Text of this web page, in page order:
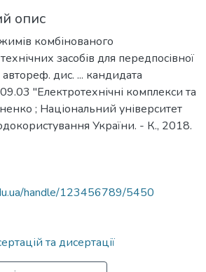
опис
комбінованого
засобів для передпосівної
автореф. дис. ... кандидата
"Електротехнічні комплекси та
; Національний університет
України. - К., 2018.
handle/123456789/5450
та дисертації